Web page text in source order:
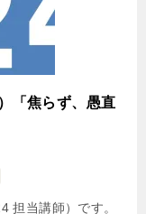
「焦らず、愚直
担当講師）です。